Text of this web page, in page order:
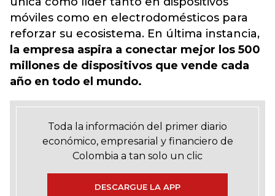
móviles como en electrodomésticos para
reforzar su ecosistema. En última instancia,
la empresa aspira a conectar mejor los 500
millones de dispositivos que vende cada
año en todo el mundo.
Toda la información del primer diario
económico, empresarial y financiero de
Colombia a tan solo un clic
DESCARGUE LA APP